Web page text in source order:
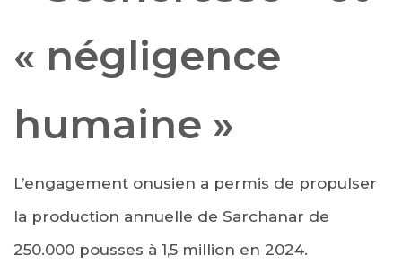
« négligence
humaine »
L’engagement onusien a permis de propulser
la production annuelle de Sarchanar de
250.000 pousses à 1,5 million en 2024.